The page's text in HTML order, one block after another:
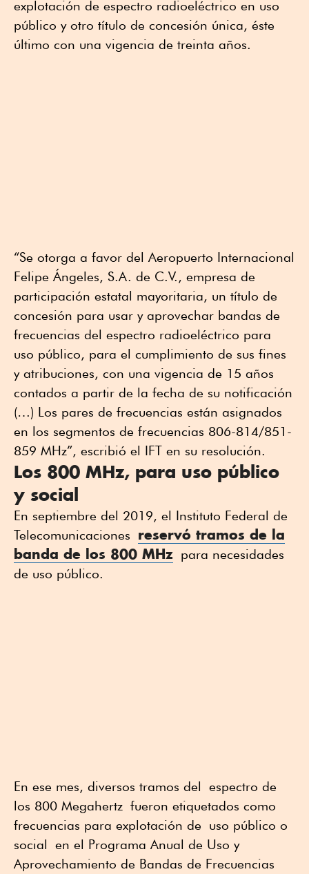
explotación de espectro radioeléctrico en uso
público y otro título de concesión única, éste
último con una vigencia de treinta años.
“Se otorga a favor del Aeropuerto Internacional
Felipe Ángeles, S.A. de C.V., empresa de
participación estatal mayoritaria, un título de
concesión para usar y aprovechar bandas de
frecuencias del espectro radioeléctrico para
uso público, para el cumplimiento de sus fines
y atribuciones, con una vigencia de 15 años
contados a partir de la fecha de su notificación
(…) Los pares de frecuencias están asignados
en los segmentos de frecuencias 806-814/851-
859 MHz”, escribió el IFT en su resolución.
Los 800 MHz, para uso público
y social
En septiembre del 2019, el Instituto Federal de
Telecomunicaciones reservó tramos de la
banda de los 800 MHz para necesidades
de uso público.
En ese mes, diversos tramos del espectro de
los 800 Megahertz fueron etiquetados como
frecuencias para explotación de uso público o
social en el Programa Anual de Uso y
Aprovechamiento de Bandas de Frecuencias